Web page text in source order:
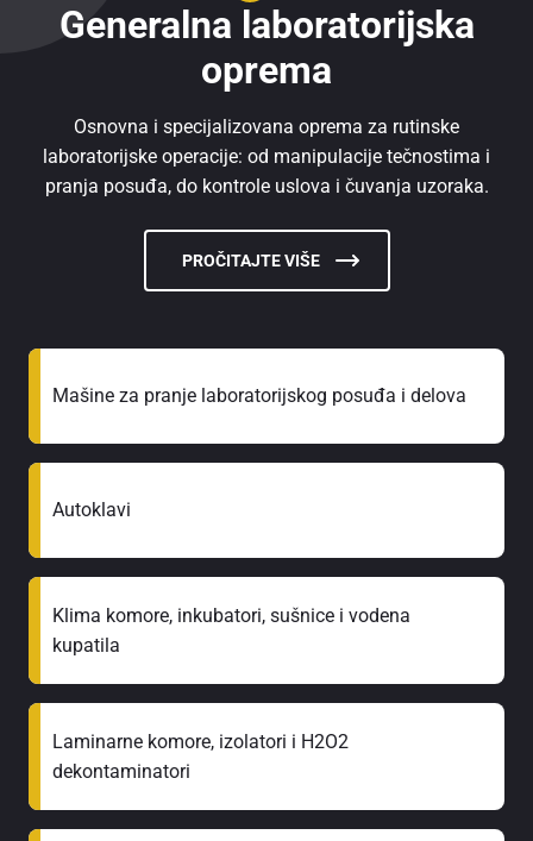
Generalna laboratorijska
oprema
Osnovna i specijalizovana oprema za rutinske
laboratorijske operacije: od manipulacije tečnostima i
pranja posuđa, do kontrole uslova i čuvanja uzoraka.
PROČITAJTE VIŠE
Mašine za pranje laboratorijskog posuđa i delova
Autoklavi
Klima komore, inkubatori, sušnice i vodena
kupatila
Laminarne komore, izolatori i H2O2
dekontaminatori